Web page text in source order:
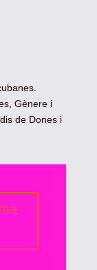
Gènere i
de Dones i